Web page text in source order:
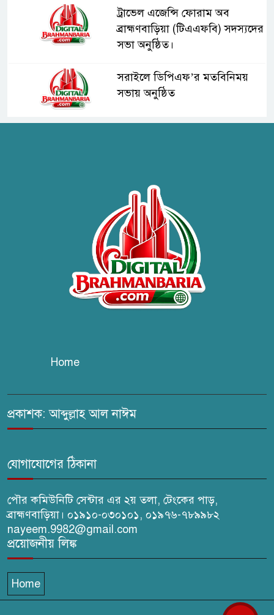
ট্রাভেল এজেন্সি ফোরাম অব
ব্রাহ্মণবাড়িয়া (টিএএফবি) সদস্যদের
সভা অনুষ্ঠিত।
সরাইলে ডিপিএফ’র মতবিনিময়
সভায় অনুষ্ঠিত
ব্রাহ্মণবাড়িয়ায় তরী বাংলাদেশের
উদ্যোগে বৃক্ষরোপণ ও গাছের চারা
বিতরণ।
কবি জয়দুল হোসেনের
‘পাখপাখালির মিলনমেলা’ গ্রন্থের
প্রকাশনা উৎসব
চুরির দায়ে সুলতানপুরের বোরহান
ঢেউ’র আহবায়ক সোহেল সদস্য
Home
প্রকাশক: আব্দুল্লাহ আল নাঈম
যোগাযোগের ঠিকানা
পৌর কমিউনিটি সেন্টার এর ২য় তলা, টেংকের পাড়,
ব্রাহ্মণবাড়িয়া। ০১৯১০-০৩০১০১, ০১৯৭৬-৭৮৯৯৮২
nayeem.9982@gmail.com
প্রয়োজনীয় লিঙ্ক
Home